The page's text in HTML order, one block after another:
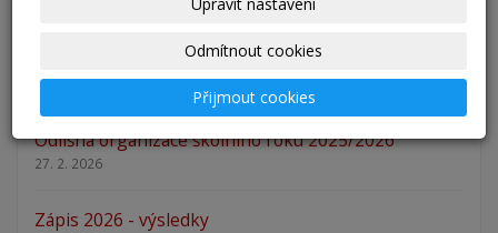
25. 5. 2026
Odlišná organizace školního roku 2025/2026
27. 2. 2026
Zápis 2026 - výsledky
Odmítnout cookies
Přijmout cookies